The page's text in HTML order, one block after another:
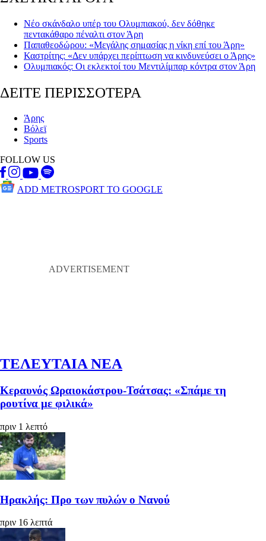
Νέο σκάνδαλο υπέρ του Ολυμπιακού, δεν δόθηκε
πεντακάθαρο πέναλτι στον Άρη
Παπαθεοδώρου: «Μεγάλης σημασίας η νίκη επί του Άρη»
Καστρίτης: «Δεν υπάρχει περίπτωση να κινδυνεύσει ο Άρης»
Ολυμπιακός: Οι εκλεκτοί του Μεντιλίμπαρ κόντρα στον Άρη
ΔΕΙΤΕ ΠΕΡΙΣΣΟΤΕΡΑ
Άρης
Βόλεϊ
Sports
FOLLOW US
ADD METROSPORT TO GOOGLE
ΤΕΛΕΥΤΑΙΑ ΝΕΑ
Κεραυνός Ωραιοκάστρου-Τσάτσας: «Σπάμε τη
ρουτίνα με φιλικά»
πριν 1 λεπτό
Ηρακλής: Προ των πυλών ο Νανού
πριν 16 λεπτά